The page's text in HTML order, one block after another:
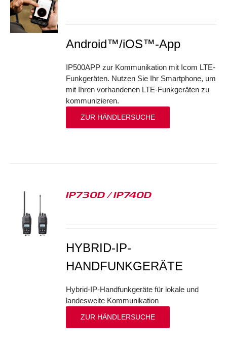
Android™/iOS™-App
IP500APP zur Kommunikation mit Icom LTE-
Funkgeräten. Nutzen Sie Ihr Smartphone, um
mit Ihren vorhandenen LTE-Funkgeräten zu
kommunizieren.
ZUR HÄNDLERSUCHE
IP730D / IP740D
HYBRID-IP-
HANDFUNKGERÄTE
Hybrid-IP-Handfunkgeräte für lokale und
landesweite Kommunikation
ZUR HÄNDLERSUCHE